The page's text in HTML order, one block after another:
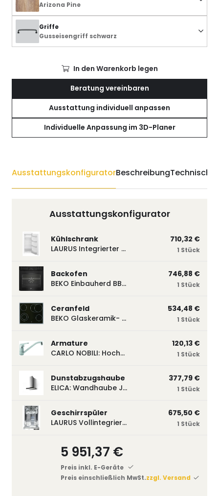
Arizona Pine
Griffe
Gusseisengriff schwarz
In den Warenkorb legen
Beratung vereinbaren
Ausstattung individuell anpassen
Individuelle Anpassung im 3D-Planer
AusstattungskonfiguratorBeschreibungTechnische
Ausstattungskonfigurator
Kühlschrank
LAURUS Integrierter Kühlautomat LKG122E LKG122E
710,32 €
1 Stück
Backofen
BEKO Einbauherd BBUM113N2B mit Hydrolyse, Schwarz BBUM113N2B
746,88 €
1 Stück
Ceranfeld
BEKO Glaskeramik- Strahlungskochfeld EH 9641 XHN, herdgebunden EH9641XHN
534,48 €
1 Stück
Armature
CARLO NOBILI: Hochdruck- Einhebelmischbatterie Blue, Mischbatterie verchromt 17770
120,13 €
1 Stück
Dunstabzugshaube
ELICA: Wandhaube JOYE 60-A,600 mm breit Edelstahl JOYE60A
377,79 €
1 Stück
Geschirrspüler
LAURUS Vollintegrierter Geschirrspüler LSV45-3, 450 mm breit, 3 Programme LSV45-3
675,50 €
1 Stück
5 951,37 €
Preis inkl. E-Geräte
Preis einschließlich MwSt.zzgl. Versand